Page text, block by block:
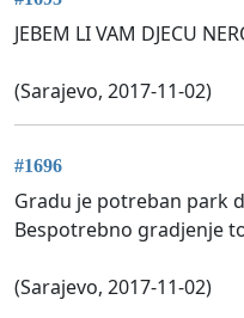
JEBEM LI VAM DJECU
(Sarajevo, 2017-11-02)
#1696
Gradu je potreban park
Bespotrebno gradjenje
(Sarajevo, 2017-11-02)